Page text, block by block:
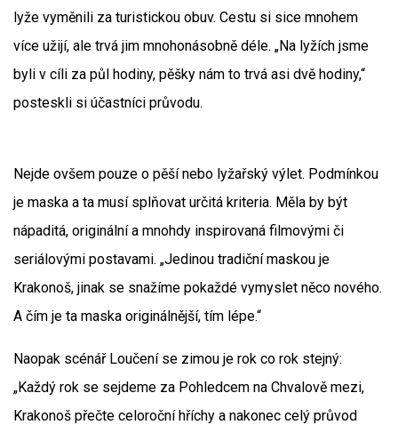
lyže vyměnili za turistickou obuv. Cestu si sice mnohem
více užijí, ale trvá jim mnohonásobně déle. „Na lyžích jsme
byli v cíli za půl hodiny, pěšky nám to trvá asi dvě hodiny,“
posteskli si účastníci průvodu.
Nejde ovšem pouze o pěší nebo lyžařský výlet. Podmínkou
je maska a ta musí splňovat určitá kriteria. Měla by být
nápaditá, originální a mnohdy inspirovaná filmovými či
seriálovými postavami. „Jedinou tradiční maskou je
Krakonoš, jinak se snažíme pokaždé vymyslet něco nového.
A čím je ta maska originálnější, tím lépe.“
Naopak scénář Loučení se zimou je rok co rok stejný:
„Každý rok se sejdeme za Pohledcem na Chvalově mezi,
Krakonoš přečte celoroční hříchy a nakonec celý průvod